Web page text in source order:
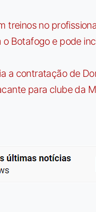
treinos no
Botafogo e pode
a contratação de
para clube da